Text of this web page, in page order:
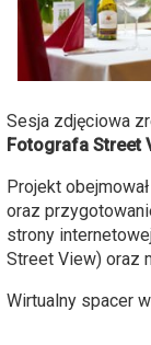
Sesja zdjęciowa
Fotografa Street
Projekt
oraz
strony
Street View) oraz
Wirtualny spacer